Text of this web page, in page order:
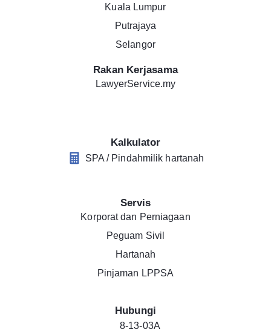
Kuala Lumpur
Putrajaya
Selangor
Rakan Kerjasama
LawyerService.my
Kalkulator
SPA / Pindahmilik hartanah
Servis
Korporat dan Perniagaan
Peguam Sivil
Hartanah
Pinjaman LPPSA
Hubungi
8-13-03A